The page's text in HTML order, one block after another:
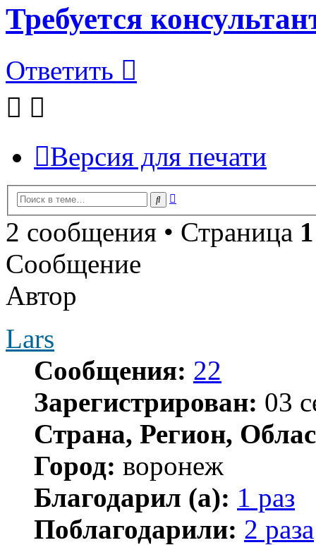
Требуется
Ответить
Версия для печати
Поиск
2 сообщения • Страница 1
Сообщение
Автор
Lars
Сообщения: 22
Зарегистрирован: 03
Страна, Регион,
Город: воронеж
Благодарил (а): 1 раз
Поблагодарили: 2 раза